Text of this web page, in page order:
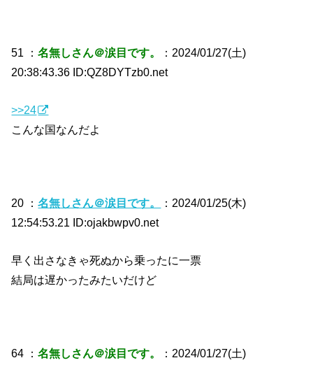
51 ：名無しさん＠涙目です。
：2024/01/27(土)
20:38:43.36 ID:QZ8DYTzb0.net
>>24
こんな国なんだよ
20 ：名無しさん＠涙目です。
：2024/01/25(木)
12:54:53.21 ID:ojakbwpv0.net
早く出さなきゃ死ぬから乗ったに一票
結局は遅かったみたいだけど
64 ：名無しさん＠涙目です。
：2024/01/27(土)